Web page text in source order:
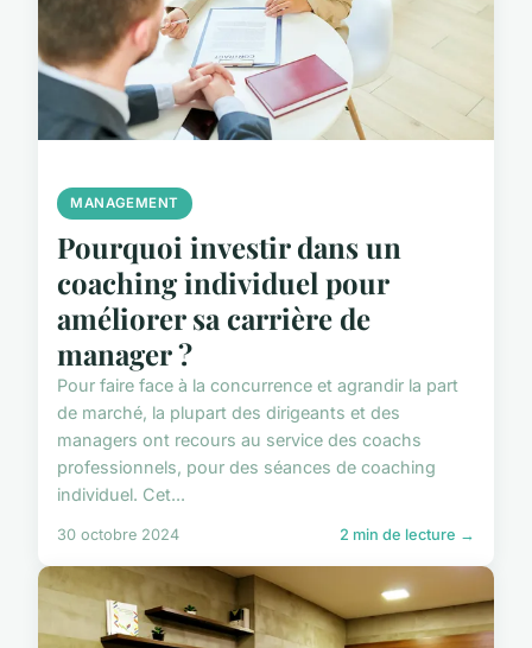
MANAGEMENT
Pourquoi investir dans un
coaching individuel pour
améliorer sa carrière de
manager ?
Pour faire face à la concurrence et agrandir la part
de marché, la plupart des dirigeants et des
managers ont recours au service des coachs
professionnels, pour des séances de coaching
individuel. Cet...
30 octobre 2024 2 min de lecture →